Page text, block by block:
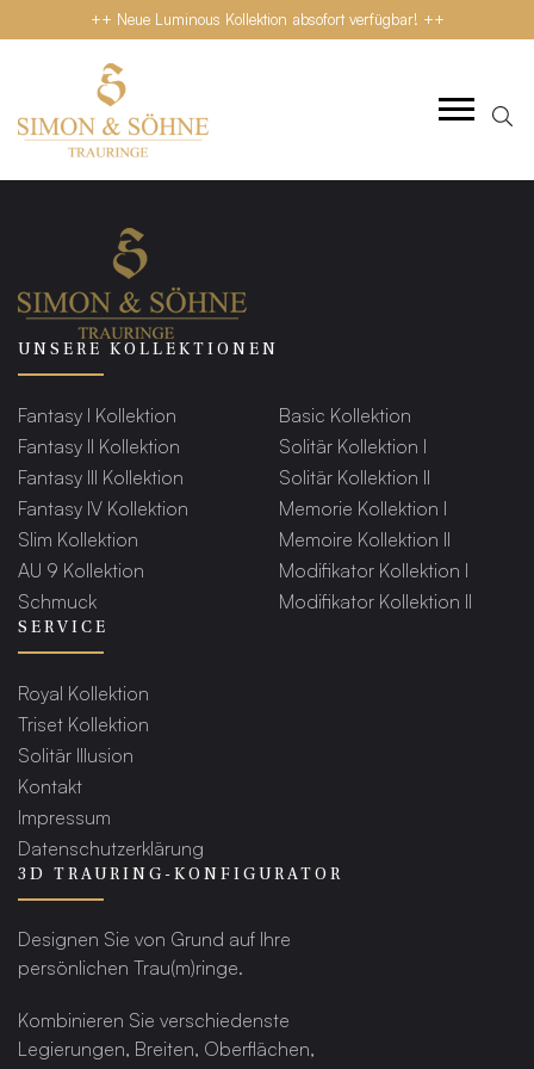
++ Neue Luminous Kollektion absofort verfügbar! ++
UNSERE KOLLEKTIONEN
Fantasy I Kollektion
Fantasy II Kollektion
Fantasy III Kollektion
Fantasy IV Kollektion
Slim Kollektion
AU 9 Kollektion
Schmuck
Basic Kollektion
Solitär Kollektion I
Solitär Kollektion II
Memorie Kollektion I
Memoire Kollektion II
Modifikator Kollektion I
Modifikator Kollektion II
SERVICE
Royal Kollektion
Triset Kollektion
Solitär Illusion
Kontakt
Impressum
Datenschutzerklärung
3D TRAURING-KONFIGURATOR
Designen Sie von Grund auf Ihre
persönlichen Trau(m)ringe.
Kombinieren Sie verschiedenste
Legierungen, Breiten, Oberflächen,